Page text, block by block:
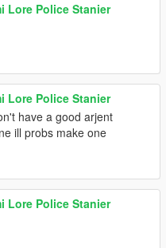
Lore Police Stanier
Lore Police Stanier
have a good arjent
ill probs make one
Lore Police Stanier